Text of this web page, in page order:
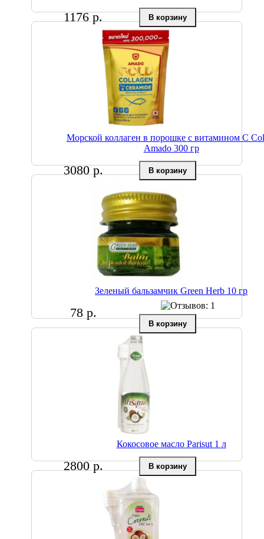
1176 р.
Морской коллаген в порошке с витамином С
Amado 300 гр
3080 р.
Зеленый бальзамчик Green Herb 10 гр
78 р.
Кокосовое масло Parisut 1 л
2800 р.